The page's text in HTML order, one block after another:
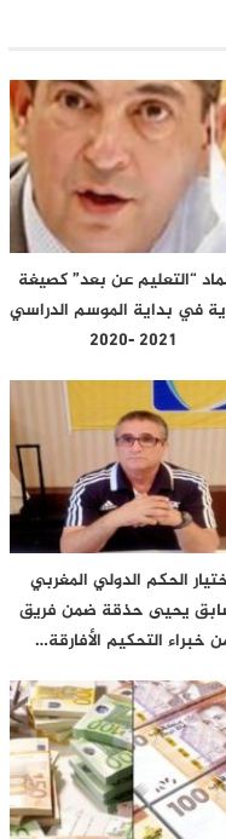
“التعليم عن بعد” كصيغة
في بداية الموسم الدراسي
2021 -2020
الحكم الدولي المغربي
يحيى حذقة ضمن فريق
خبراء التحكيم الأفارقة…